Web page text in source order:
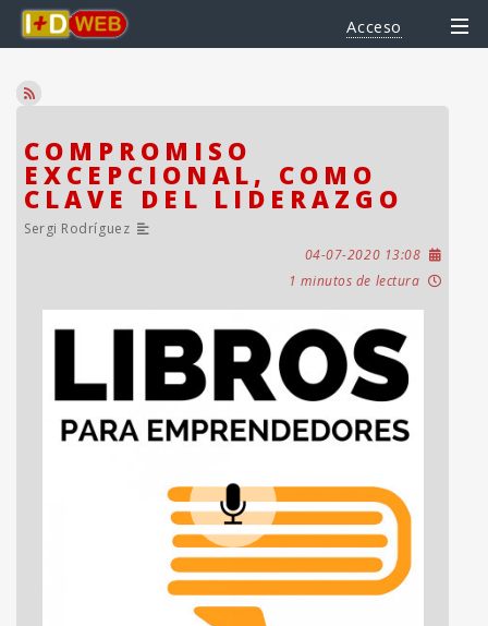
Acceso
COMPROMISO
EXCEPCIONAL, COMO
CLAVE DEL LIDERAZGO
Sergi Rodríguez
04-07-2020 13:08
1 minutos de lectura